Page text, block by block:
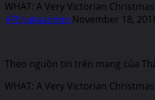
WHAT: A Very Victorian
VFSnakeadmin November 18,
Theo nguồn tin trên mạng của
WHAT: A Very Victorian Christmas